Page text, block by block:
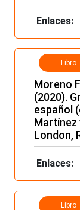
Enlaces:
Libro
Moreno
(2020).
español
Martínez
London,
Enlaces:
Libro